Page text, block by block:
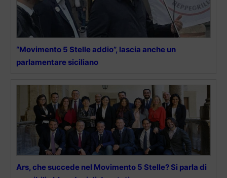
“Movimento 5 Stelle addio”, lascia anche un
parlamentare siciliano
Ars, che succede nel Movimento 5 Stelle? Si parla di